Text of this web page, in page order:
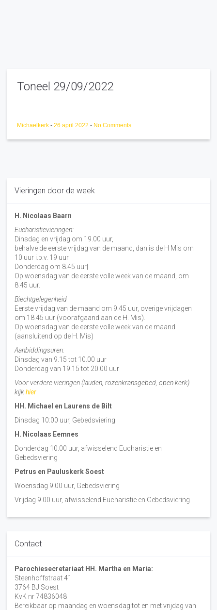
Toneel 29/09/2022
Michaelkerk - 26 april 2022 - No Comments
Vieringen door de week
H. Nicolaas Baarn
Eucharistievieringen:
Dinsdag en vrijdag om 19.00 uur,
behalve de eerste vrijdag van de maand, dan is de H Mis om
10 uur i.p.v. 19 uur
Donderdag om 8.45 uur|
Op woensdag van de eerste volle week van de maand, om
8:45 uur.
Biechtgelegenheid
Eerste vrijdag van de maand om 9.45 uur, overige vrijdagen
om 18.45 uur (voorafgaand aan de H. Mis).
Op woensdag van de eerste volle week van de maand
(aansluitend op de H. Mis)
Aanbiddingsuren:
Dinsdag van 9.15 tot 10.00 uur
Donderdag van 19.15 tot 20.00 uur
Voor verdere vieringen (lauden, rozenkransgebed, open kerk)
kijkhier
HH. Michael en Laurens de Bilt
Dinsdag 10:00 uur, Gebedsviering
H. Nicolaas Eemnes
Donderdag 10.00 uur, afwisselend Eucharistie en
Gebedsviering
Petrus en Pauluskerk Soest
Woensdag 9.00 uur, Gebedsviering
Vrijdag 9.00 uur, afwisselend Eucharistie en Gebedsviering
Contact
Parochiesecretariaat HH. Martha en Maria:
Steenhoffstraat 41
3764 BJ Soest
KvK nr 74836048
Bereikbaar op maandag en woensdag tot en met vrijdag van